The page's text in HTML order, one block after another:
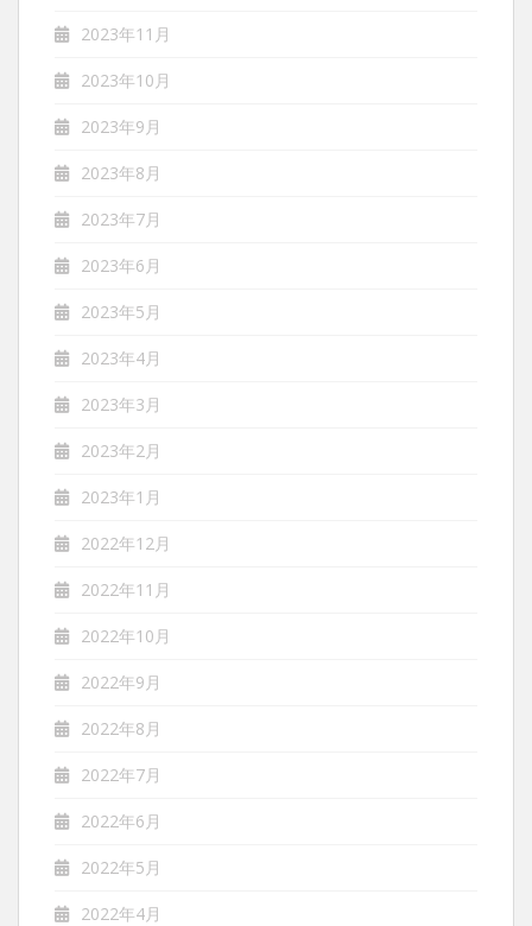
2023年11月
2023年10月
2023年9月
2023年8月
2023年7月
2023年6月
2023年5月
2023年4月
2023年3月
2023年2月
2023年1月
2022年12月
2022年11月
2022年10月
2022年9月
2022年8月
2022年7月
2022年6月
2022年5月
2022年4月